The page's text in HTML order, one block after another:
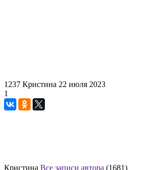
1237 Кристина 22 июля 2023
1
Кристина Все записи автора (1681)